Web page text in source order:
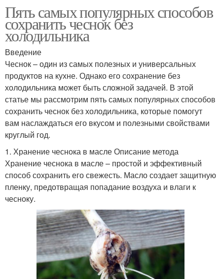
Пять самых популярных способов
сохранить чеснок без
холодильника
Введение
Чеснок – один из самых полезных и универсальных
продуктов на кухне. Однако его сохранение без
холодильника может быть сложной задачей. В этой
статье мы рассмотрим пять самых популярных способов
сохранить чеснок без холодильника, которые помогут
вам наслаждаться его вкусом и полезными свойствами
круглый год.
1. Хранение чеснока в масле Описание метода
Хранение чеснока в масле – простой и эффективный
способ сохранить его свежесть. Масло создает защитную
пленку, предотвращая попадание воздуха и влаги к
чесноку.